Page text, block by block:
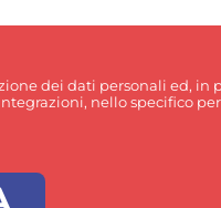
dei dati personali ed, in
nello specifico per